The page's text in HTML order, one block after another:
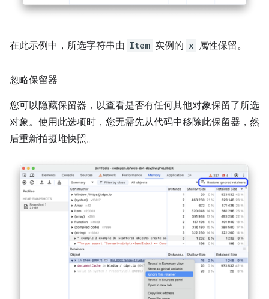
在此示例中，所选字符串由 Item 实例的 x 属性保留。
忽略保留器
您可以隐藏保留器，以查看是否有任何其他对象保留了所选
对象。使用此选项时，您无需先从代码中移除此保留器，然
后重新拍摄堆快照。